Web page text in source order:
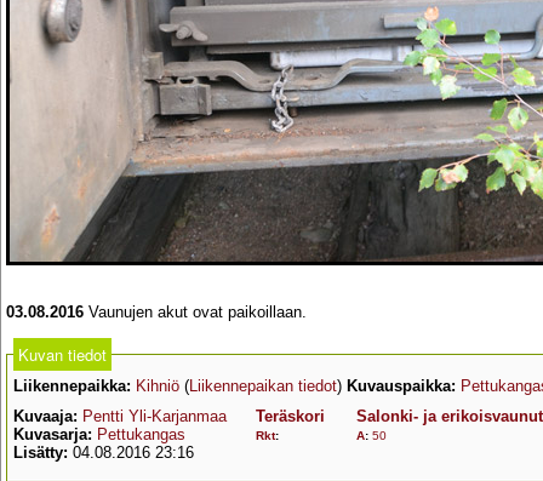
03.08.2016 Vaunujen akut ovat paikoillaan.
Kuvan tiedot
Liikennepaikka: Kihniö (Liikennepaikan tiedot) Kuvauspaikka:
Kuvaaja: Pentti Yli-Karjanmaa
Kuvasarja: Pettukangas
Lisätty: 04.08.2016 23:16
Teräskori
Rkt:
Salonki- ja erikoisvaunut
A: 50